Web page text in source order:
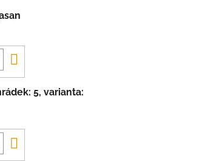
košíku
5, varianta:
košíku